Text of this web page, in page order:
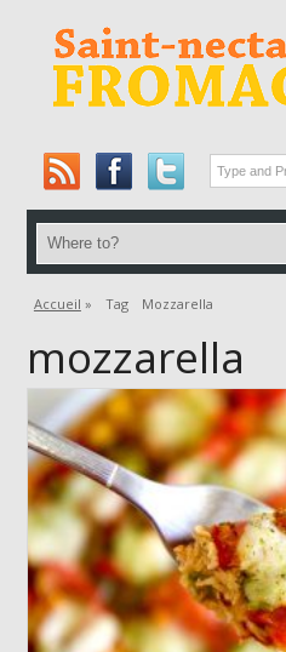
Accueil » Tag Mozzarella
mozzarella